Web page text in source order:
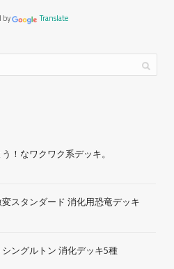
by Translate
！なワクワク系デッキ。
スタンダード 消化用恐竜デッキ
ングルトン 消化デッキ5種